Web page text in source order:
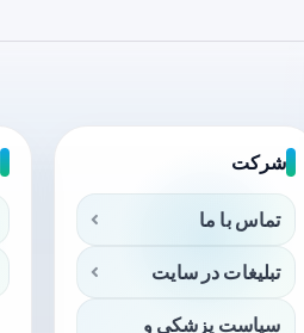
شرکت
تماس با ما
تبلیغات در سایت
سیاست پزشکی و